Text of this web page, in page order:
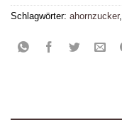
Schlagwörter: ahornzucker,